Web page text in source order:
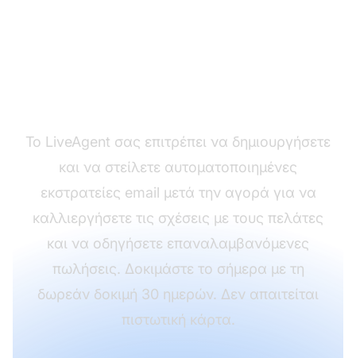
Το LiveAgent σας επιτρέπει να δημιουργήσετε
και να στείλετε αυτοματοποιημένες
εκστρατείες email μετά την αγορά για να
καλλιεργήσετε τις σχέσεις με τους πελάτες
και να οδηγήσετε επαναλαμβανόμενες
πωλήσεις. Δοκιμάστε το σήμερα με τη
δωρεάν δοκιμή 30 ημερών. Δεν απαιτείται
πιστωτική κάρτα.